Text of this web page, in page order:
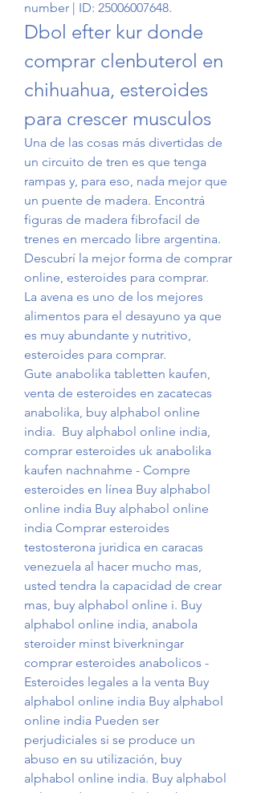
number | ID: 25006007648.
Dbol efter kur donde
comprar clenbuterol en
chihuahua, esteroides
para crescer musculos
Una de las cosas más divertidas de
un circuito de tren es que tenga
rampas y, para eso, nada mejor que
un puente de madera. Encontrá
figuras de madera fibrofacil de
trenes en mercado libre argentina.
Descubrí la mejor forma de comprar
online, esteroides para comprar.
La avena es uno de los mejores
alimentos para el desayuno ya que
es muy abundante y nutritivo,
esteroides para comprar.
Gute anabolika tabletten kaufen,
venta de esteroides en zacatecas
anabolika, buy alphabol online
india.  Buy alphabol online india,
comprar esteroides uk anabolika
kaufen nachnahme - Compre
esteroides en línea Buy alphabol
online india Buy alphabol online
india Comprar esteroides
testosterona juridica en caracas
venezuela al hacer mucho mas,
usted tendra la capacidad de crear
mas, buy alphabol online i. Buy
alphabol online india, anabola
steroider minst biverkningar
comprar esteroides anabolicos -
Esteroides legales a la venta Buy
alphabol online india Buy alphabol
online india Pueden ser
perjudiciales si se produce un
abuso en su utilización, buy
alphabol online india. Buy alphabol